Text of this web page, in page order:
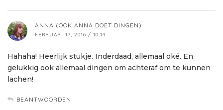
ANNA (OOK ANNA DOET DINGEN)
FEBRUARI 17, 2016 / 10:14
Hahaha! Heerlijk stukje. Inderdaad, allemaal oké. En
gelukkig ook allemaal dingen om achteraf om te kunnen
lachen!
BEANTWOORDEN